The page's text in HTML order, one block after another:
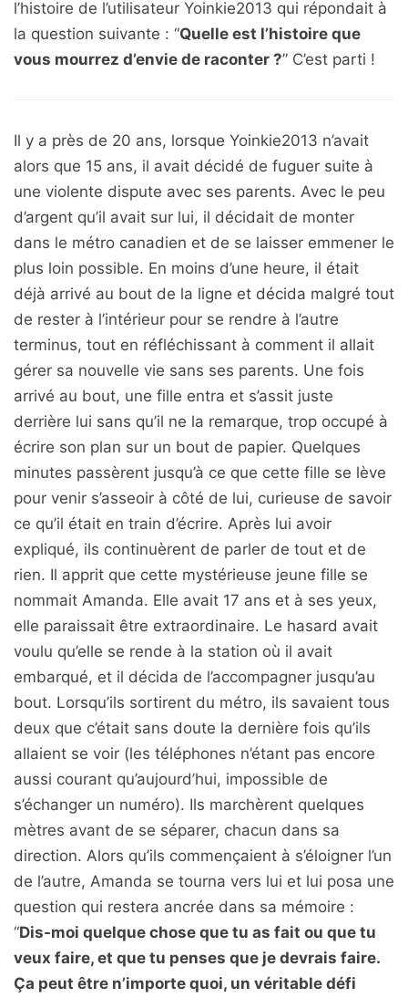
l’histoire de l’utilisateur Yoinkie2013 qui répondait à
la question suivante : “Quelle est l’histoire que
vous mourrez d’envie de raconter ?” C’est parti !
Il y a près de 20 ans, lorsque Yoinkie2013 n’avait
alors que 15 ans, il avait décidé de fuguer suite à
une violente dispute avec ses parents. Avec le peu
d’argent qu’il avait sur lui, il décidait de monter
dans le métro canadien et de se laisser emmener le
plus loin possible. En moins d’une heure, il était
déjà arrivé au bout de la ligne et décida malgré tout
de rester à l’intérieur pour se rendre à l’autre
terminus, tout en réfléchissant à comment il allait
gérer sa nouvelle vie sans ses parents. Une fois
arrivé au bout, une fille entra et s’assit juste
derrière lui sans qu’il ne la remarque, trop occupé à
écrire son plan sur un bout de papier. Quelques
minutes passèrent jusqu’à ce que cette fille se lève
pour venir s’asseoir à côté de lui, curieuse de savoir
ce qu’il était en train d’écrire. Après lui avoir
expliqué, ils continuèrent de parler de tout et de
rien. Il apprit que cette mystérieuse jeune fille se
nommait Amanda. Elle avait 17 ans et à ses yeux,
elle paraissait être extraordinaire. Le hasard avait
voulu qu’elle se rende à la station où il avait
embarqué, et il décida de l’accompagner jusqu’au
bout. Lorsqu’ils sortirent du métro, ils savaient tous
deux que c’était sans doute la dernière fois qu’ils
allaient se voir (les téléphones n’étant pas encore
aussi courant qu’aujourd’hui, impossible de
s’échanger un numéro). Ils marchèrent quelques
mètres avant de se séparer, chacun dans sa
direction. Alors qu’ils commençaient à s’éloigner l’un
de l’autre, Amanda se tourna vers lui et lui posa une
question qui restera ancrée dans sa mémoire :
“Dis-moi quelque chose que tu as fait ou que tu
veux faire, et que tu penses que je devrais faire.
Ça peut être n’importe quoi, un véritable défi